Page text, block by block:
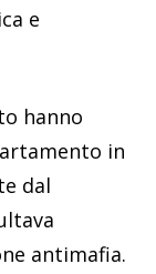
e
hanno
in
dal
antimafia.